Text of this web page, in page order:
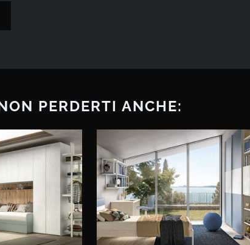
PERDERTI ANCHE: